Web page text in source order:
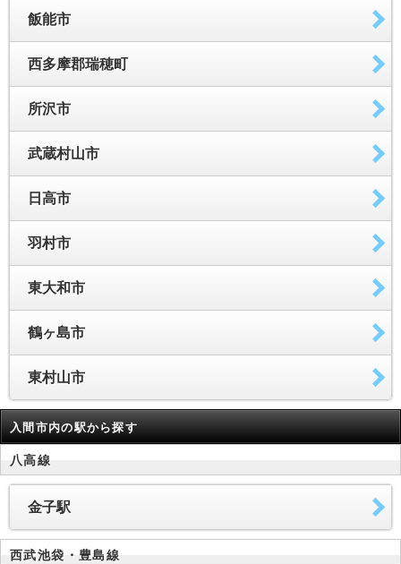
飯能市
西多摩郡瑞穂町
所沢市
武蔵村山市
日高市
羽村市
東大和市
鶴ヶ島市
東村山市
入間市内の駅から探す
八高線
金子駅
西武池袋・豊島線